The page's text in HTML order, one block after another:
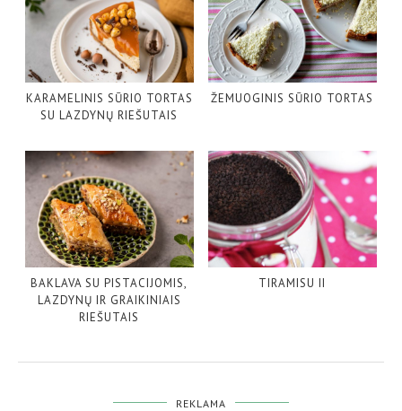
KARAMELINIS SŪRIO TORTAS
SU LAZDYNŲ RIEŠUTAIS
ŽEMUOGINIS SŪRIO TORTAS
BAKLAVA SU PISTACIJOMIS,
LAZDYNŲ IR GRAIKINIAIS
RIEŠUTAIS
TIRAMISU II
REKLAMA